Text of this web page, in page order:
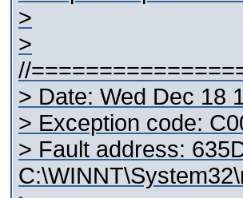
>
>
//
> Date: Wed Dec 18
> Exception code:
> Fault address: